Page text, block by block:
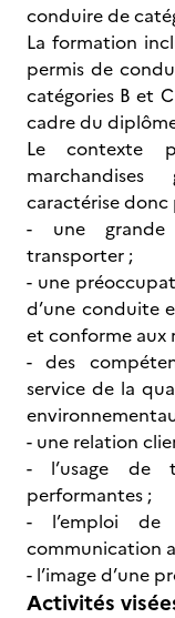
conduire de
La formation
permis de
catégories B et
cadre du
Le contexte
caractérise donc
- une grande
transporter ;
- une
d’une conduite
et conforme aux
- des
service de la
- une relation
- l’usage de
performantes ;
- l’emploi de
communication
- l’image d’une
Activités